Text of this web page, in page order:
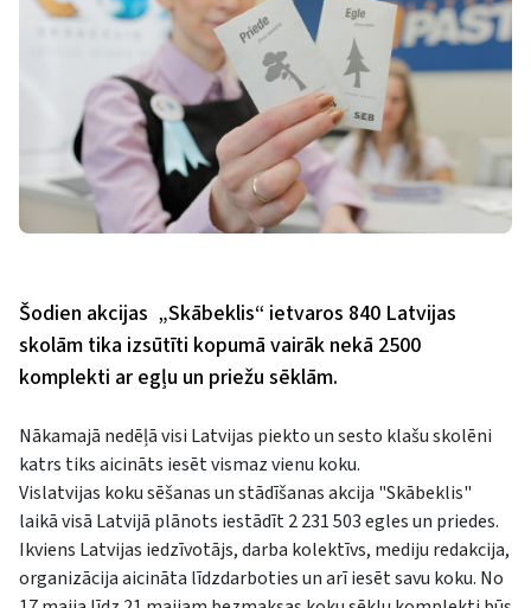
Šodien akcijas „Skābeklis“ ietvaros 840 Latvijas
skolām tika izsūtīti kopumā vairāk nekā 2500
komplekti ar egļu un priežu sēklām.
Nākamajā nedēļā visi Latvijas piekto un sesto klašu skolēni
katrs tiks aicināts iesēt vismaz vienu koku.
Vislatvijas koku sēšanas un stādīšanas akcija "Skābeklis"
laikā visā Latvijā plānots iestādīt 2 231 503 egles un priedes.
Ikviens Latvijas iedzīvotājs, darba kolektīvs, mediju redakcija,
organizācija aicināta līdzdarboties un arī iesēt savu koku. No